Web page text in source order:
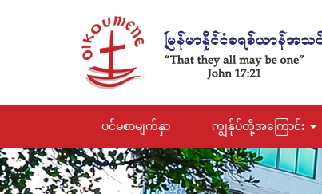
ပင်မစာမျက်နှာ ကျွန်ုပ်တို့အကြောင်း